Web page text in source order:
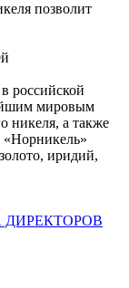
позволит
российской
мировым
никеля, а также
иридий,
ДИРЕКТОРОВ